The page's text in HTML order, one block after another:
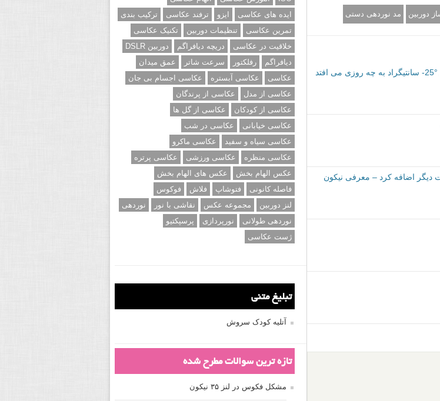
).
ایده های عکاسی
ایزو ترفند عکاسی
ترکیب بندی
تمرین عکاسی
تنظیمات دوربین
تکنیک عکاسی
خلاقیت در عکاسی
دریچه دیافراگم
دوربین DSLR
دیافراگم
رفلکتور سرعت شاتر
عمق میدان
عکاسی
عکاسی آبستره
عکاسی اجسام بی جان
عکاسی از مدل
عکاسی از پرندگان
عکاسی از کودکان
عکاسی از گل ها
عکاسی خیابانی
عکاسی در شب
عکاسی سیاه و سفید
عکاسی ماکرو
عکاسی منظره
عکاسی ورزشی
عکاسی پرتره
عکس الهام بخش
عکس های الهام بخش
فاصله کانونی
فتوشاپ فلاش
فوکوس
لنز دوربین
مجموعه عکس نقاشی با نور
نوردهی
نوردهی طولانی
نورپردازی
پرسپکتیو
ژست عکاسی
تبلیغ متنی
آتلیه کودک سروش
تازه ترین سوالات مطرح شده
مشکل فکوس در لنز ۳۵ نیکون